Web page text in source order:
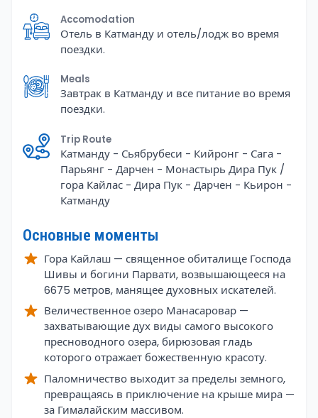
Accomodation
Отель в Катманду и отель/лодж во время
поездки.
Meals
Завтрак в Катманду и все питание во время
поездки.
Trip Route
Катманду - Сьябрубеси - Кийронг - Сага -
Парьянг - Дарчен - Монастырь Дира Пук /
гора Кайлас - Дира Пук - Дарчен - Кьирон -
Катманду
Основные моменты
Гора Кайлаш — священное обиталище Господа
Шивы и богини Парвати, возвышающееся на
6675 метров, манящее духовных искателей.
Величественное озеро Манасаровар —
захватывающие дух виды самого высокого
пресноводного озера, бирюзовая гладь
которого отражает божественную красоту.
Паломничество выходит за пределы земного,
превращаясь в приключение на крыше мира —
за Гималайским массивом.